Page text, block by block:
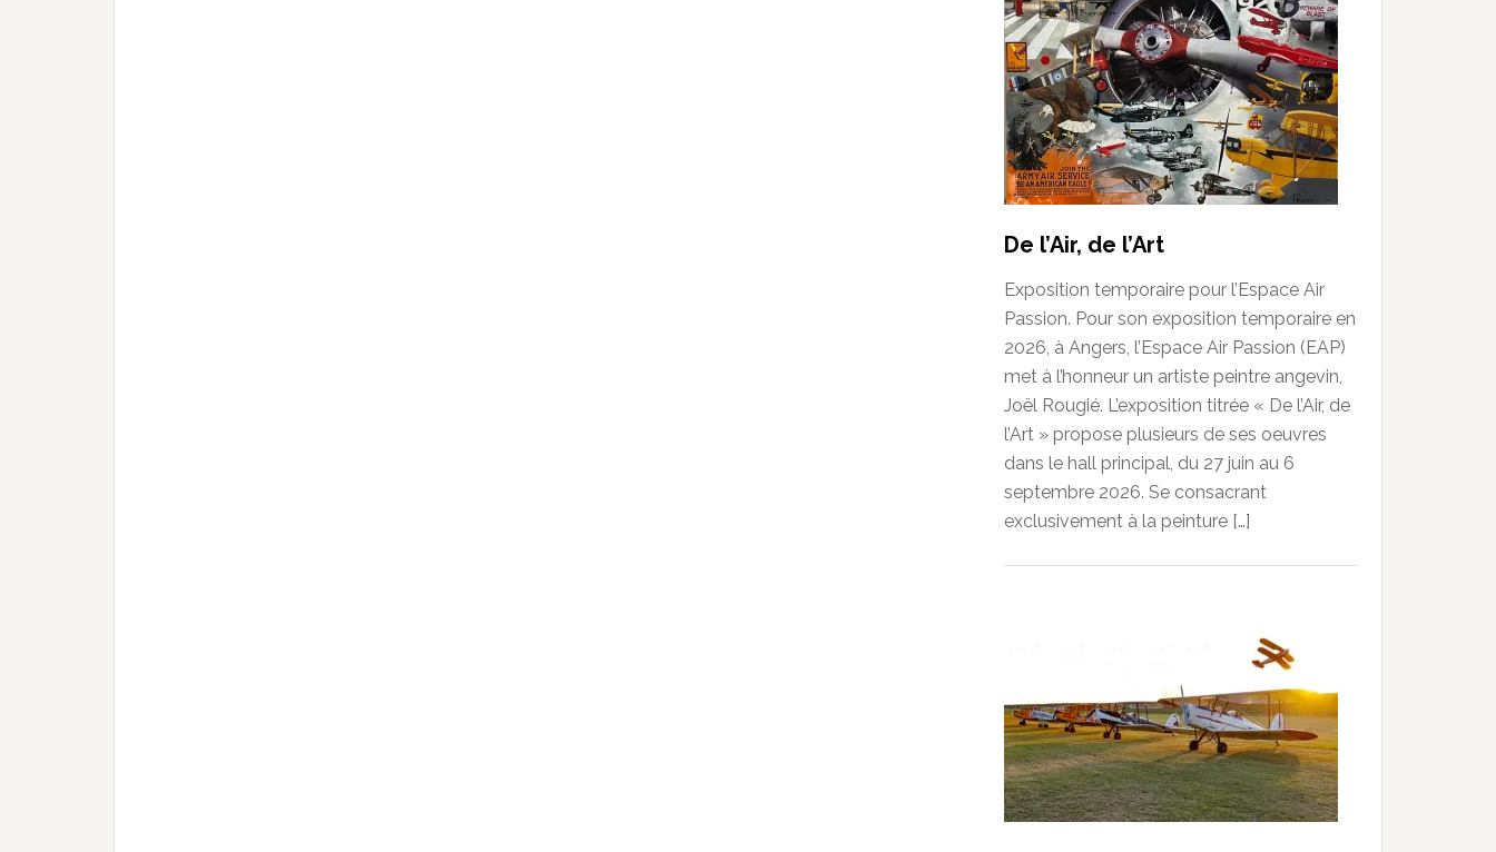
De l’Air, de l’Art
Exposition temporaire pour l’Espace Air
Passion. Pour son exposition temporaire en
2026, à Angers, l’Espace Air Passion (EAP)
met à l’honneur un artiste peintre angevin,
Joël Rougié. L’exposition titrée « De l’Air, de
l’Art » propose plusieurs de ses oeuvres
dans le hall principal, du 27 juin au 6
septembre 2026. Se consacrant
exclusivement à la peinture […]